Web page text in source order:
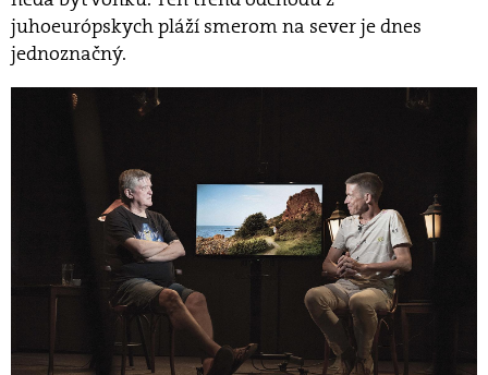
juhoeurópskych pláží smerom na sever je dnes
jednoznačný.